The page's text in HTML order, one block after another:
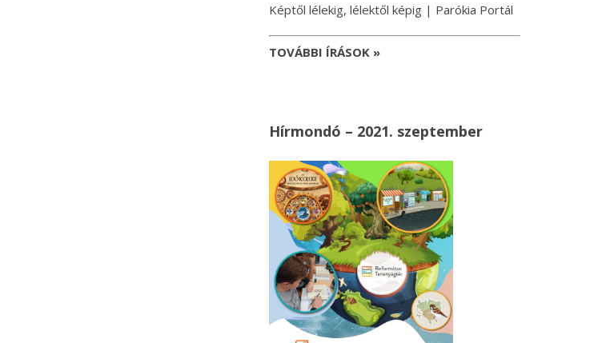
Képtől lélekig, lélektől képig | Parókia Portál
TOVÁBBI ÍRÁSOK »
Hírmondó – 2021. szeptember